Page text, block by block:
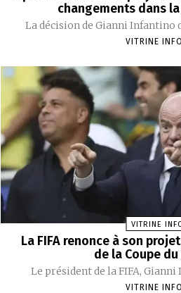
changements dans
La décision de Gianni Infantino
VITRINE
VITRINE
La FIFA renonce à son
de la Coupe
Le président de la FIFA, Gianni
VITRINE